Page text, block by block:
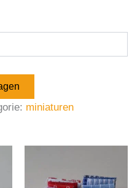
miniaturen